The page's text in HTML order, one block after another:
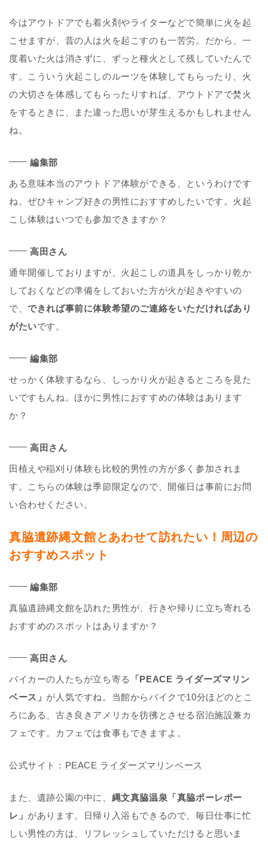
今はアウトドアでも着火剤やライターなどで簡単に火を起
こせますが、昔の人は火を起こすのも一苦労。だから、一
度着いた火は消さずに、ずっと種火として残していたんで
す。こういう火起こしのルーツを体験してもらったり、火
の大切さを体感してもらったりすれば、アウトドアで焚火
をするときに、また違った思いが芽生えるかもしれません
ね。
編集部
ある意味本当のアウトドア体験ができる、というわけです
ね。ぜひキャンプ好きの男性におすすめしたいです。火起
こし体験はいつでも参加できますか？
高田さん
通年開催しておりますが、火起こしの道具をしっかり乾か
しておくなどの準備をしておいた方が火が起きやすいの
で、できれば事前に体験希望のご連絡をいただければあり
がたいです。
編集部
せっかく体験するなら、しっかり火が起きるところを見た
いですもんね。ほかに男性におすすめの体験はあります
か？
高田さん
田植えや稲刈り体験も比較的男性の方が多く参加されま
す。こちらの体験は季節限定なので、開催日は事前にお問
い合わせください。
真脇遺跡縄文館とあわせて訪れたい！周辺の
おすすめスポット
編集部
真脇遺跡縄文館を訪れた男性が、行きや帰りに立ち寄れる
おすすめのスポットはありますか？
高田さん
バイカーの人たちが立ち寄る
「PEACE ライダーズマリン
ベース」 が人気ですね。当館からバイクで10分ほどのとこ
ろにある、古き良きアメリカを彷彿とさせる宿泊施設兼カ
フェです。カフェでは食事もできますよ。
公式サイト： PEACE ライダーズマリンベース
また、遺跡公園の中に、 縄文真脇温泉「真脇ポーレポー
レ」 があります。日帰り入浴もできるので、毎日仕事に忙
しい男性の方は、リフレッシュしていただけると思いま